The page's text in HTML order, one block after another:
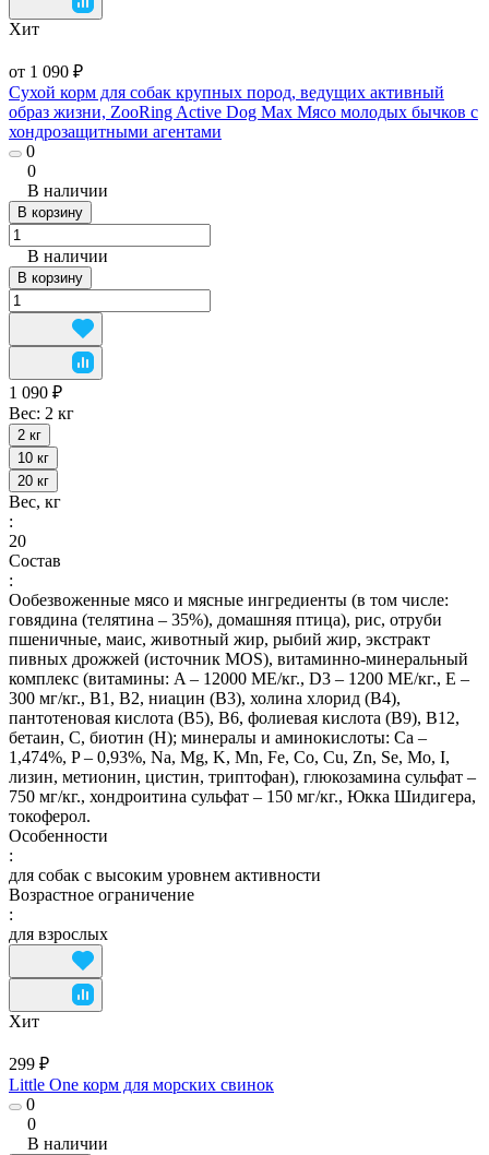
Хит
от 1 090 ₽
Сухой корм для собак крупных пород, ведущих активный
образ жизни, ZooRing Active Dog Max Мясо молодых бычков с
хондрозащитными агентами
0
0
В наличии
В корзину
В наличии
В корзину
1 090 ₽
Вес: 2 кг
2 кг
10 кг
20 кг
Вес, кг
:
20
Состав
:
Ообезвоженные мясо и мясные ингредиенты (в том числе:
говядина (телятина – 35%), домашняя птица), рис, отруби
пшеничные, маис, животный жир, рыбий жир, экстракт
пивных дрожжей (источник MOS), витаминно-минеральный
комплекс (витамины: A – 12000 МЕ/кг., D3 – 1200 МЕ/кг., E –
300 мг/кг., B1, B2, ниацин (B3), холина хлорид (B4),
пантотеновая кислота (B5), B6, фолиевая кислота (B9), B12,
бетаин, C, биотин (H); минералы и аминокислоты: Ca –
1,474%, P – 0,93%, Na, Mg, K, Mn, Fe, Co, Cu, Zn, Se, Mo, I,
лизин, метионин, цистин, триптофан), глюкозамина сульфат –
750 мг/кг., хондроитина сульфат – 150 мг/кг., Юкка Шидигера,
токоферол.
Особенности
:
для собак с высоким уровнем активности
Возрастное ограничение
:
для взрослых
Хит
299 ₽
Little One корм для морских свинок
0
0
В наличии